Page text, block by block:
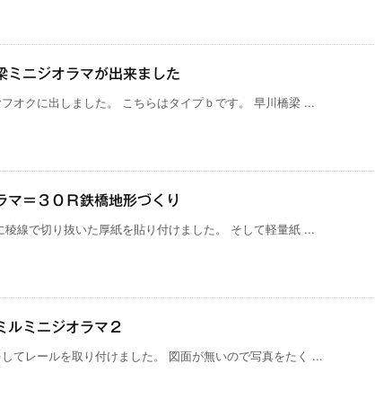
ニジオラマが出来ました
オクに出しました。 こちらはタイプｂです。 早川橋梁 ...
マ＝３０Ｒ鉄橋地形づくり
線で切り抜いた厚紙を貼り付けました。 そして軽量紙 ...
ルミニジオラマ２
てレールを取り付けました。 図面が無いので写真をたく ...